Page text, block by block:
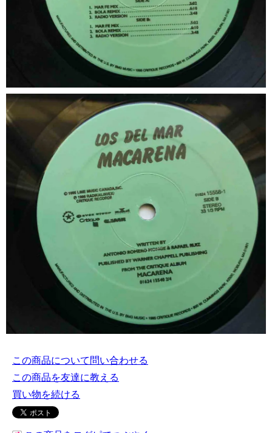
この商品について問い合わせる
この商品を友達に教える
買い物を続ける